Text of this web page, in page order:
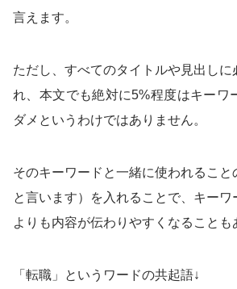
言えます。
ただし、すべてのタイトルや見出しに
れ、本文でも絶対に5%程度はキーワ
ダメというわけではありません。
そのキーワードと一緒に使われるこ
と言います）を入れることで、キーワ
よりも内容が伝わりやすくなることも
「転職」というワードの共起語↓